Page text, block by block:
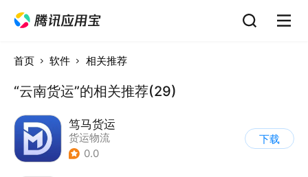
首页 软件 相关推荐
“云南货运”的相关推荐(29)
笃马货运
货运物流
0.0
下载